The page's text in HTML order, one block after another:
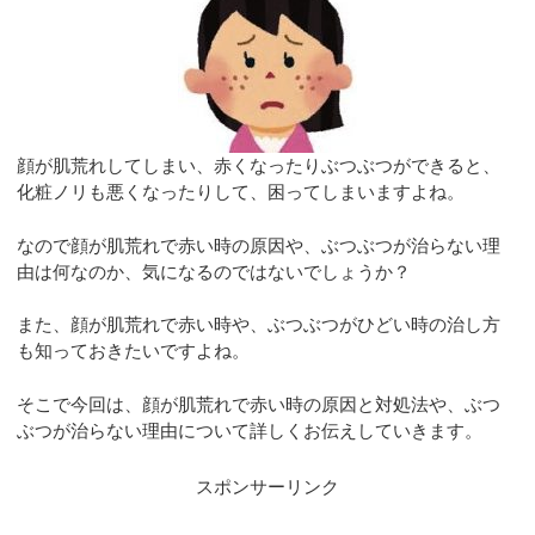
顔が肌荒れしてしまい、赤くなったりぶつぶつができると、
化粧ノリも悪くなったりして、困ってしまいますよね。
なので顔が肌荒れで赤い時の原因や、ぶつぶつが治らない理
由は何なのか、気になるのではないでしょうか？
また、顔が肌荒れで赤い時や、ぶつぶつがひどい時の治し方
も知っておきたいですよね。
そこで今回は、顔が肌荒れで赤い時の原因と対処法や、ぶつ
ぶつが治らない理由について詳しくお伝えしていきます。
スポンサーリンク